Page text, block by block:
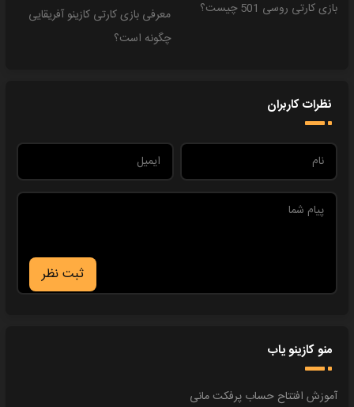
بازی کارتی روسی 501 چیست؟
معرفی بازی کارتی کازینو آفریقایی
چگونه است؟
نظرات کاربران
ثبت نظر
منو کازینو یاب
آموزش افتتاح حساب پرفکت مانی